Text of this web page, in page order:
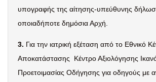
υπογραφής της αίτησης-υπεύθυνης
οποιαδήποτε δημόσια Αρχή.
3. Για την ιατρική εξέταση από το Εθνικό
Αποκατάστασης Κέντρο Αξιολόγησης
Προετοιμασίας Οδήγησης για οδηγούς με